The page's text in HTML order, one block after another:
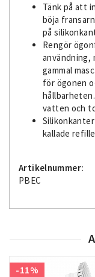
Tänk på att
böja
på
Rengör
användning,
gammal
för ögonen
vatten och
kallade
Artikelnummer:
PBEC
-11%